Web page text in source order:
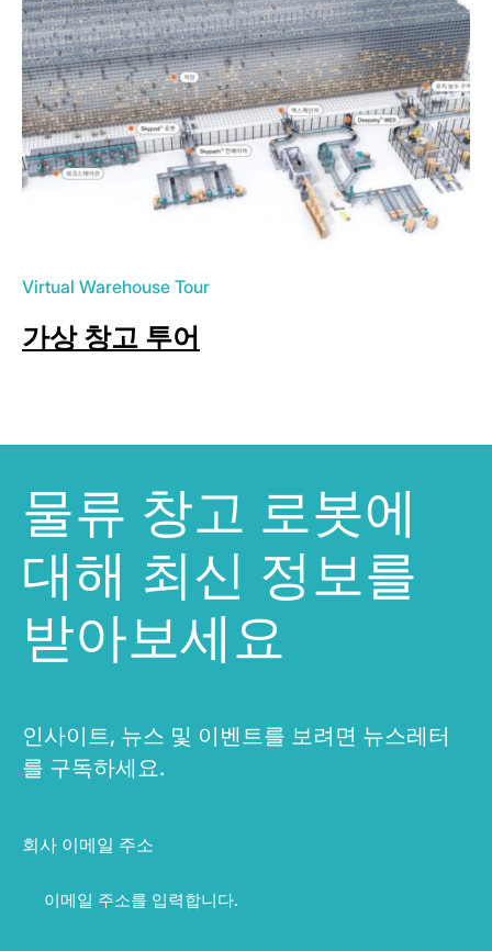
Virtual Warehouse Tour
가상 창고 투어
물류 창고 로봇에
대해 최신 정보를
받아보세요
인사이트, 뉴스 및 이벤트를 보려면 뉴스레터
를 구독하세요.
회사 이메일 주소